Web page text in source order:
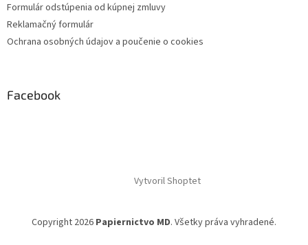
Formulár odstúpenia od kúpnej zmluvy
Reklamačný formulár
Ochrana osobných údajov a poučenie o cookies
Facebook
Vytvoril Shoptet
Copyright 2026 Papiernictvo MD. Všetky práva vyhradené.